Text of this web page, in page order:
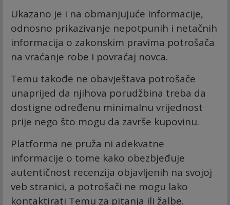
Ukazano je i na obmanjujuće informacije,
odnosno prikazivanje nepotpunih i netačnih
informacija o zakonskim pravima potrošača
na vraćanje robe i povraćaj novca.
Temu takođe ne obavještava potrošače
unaprijed da njihova porudžbina treba da
dostigne određenu minimalnu vrijednost
prije nego što mogu da završe kupovinu.
Platforma ne pruža ni adekvatne
informacije o tome kako obezbjeđuje
autentičnost recenzija objavljenih na svojoj
veb stranici, a potrošači ne mogu lako
kontaktirati Temu za pitanja ili žalbe.